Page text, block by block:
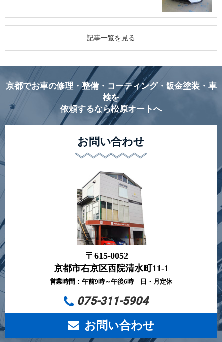
記事一覧を見る
京都でお車の修理・整備・コーティング・鈑金塗装・車
検を
依頼するなら松原オートへ
お問い合わせ
〒615-0052
京都市右京区西院清水町11-1
営業時間：午前9時～午後6時 日・月定休
075-311-5904
お問い合わせ